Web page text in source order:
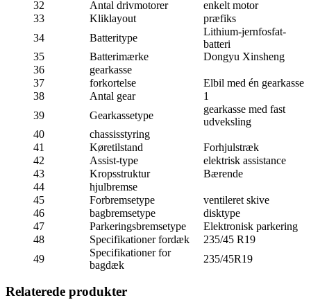
32
Antal drivmotorer
enkelt motor
33
Kliklayout
præfiks
34
Batteritype
Lithium-jernfosfat-
batteri
35
Batterimærke
Dongyu Xinsheng
36
gearkasse
37
forkortelse
Elbil med én gearkasse
38
Antal gear
1
39
Gearkassetype
gearkasse med fast
udveksling
40
chassisstyring
41
Køretilstand
Forhjulstræk
42
Assist-type
elektrisk assistance
43
Kropsstruktur
Bærende
44
hjulbremse
45
Forbremsetype
ventileret skive
46
bagbremsetype
disktype
47
Parkeringsbremsetype
Elektronisk parkering
48
Specifikationer fordæk
235/45 R19
49
Specifikationer for
bagdæk
235/45R19
Relaterede produkter